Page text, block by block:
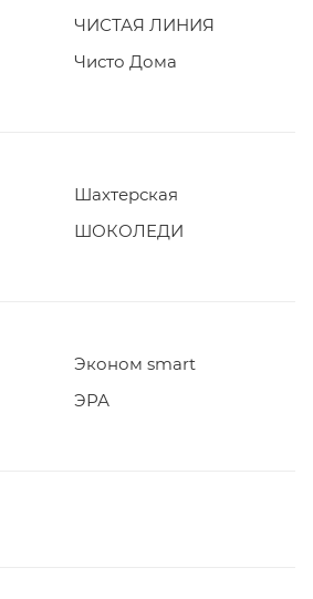
ЧИСТАЯ ЛИНИЯ
Чисто Дома
Шахтерская
ШОКОЛЕДИ
Эконом smart
ЭРА